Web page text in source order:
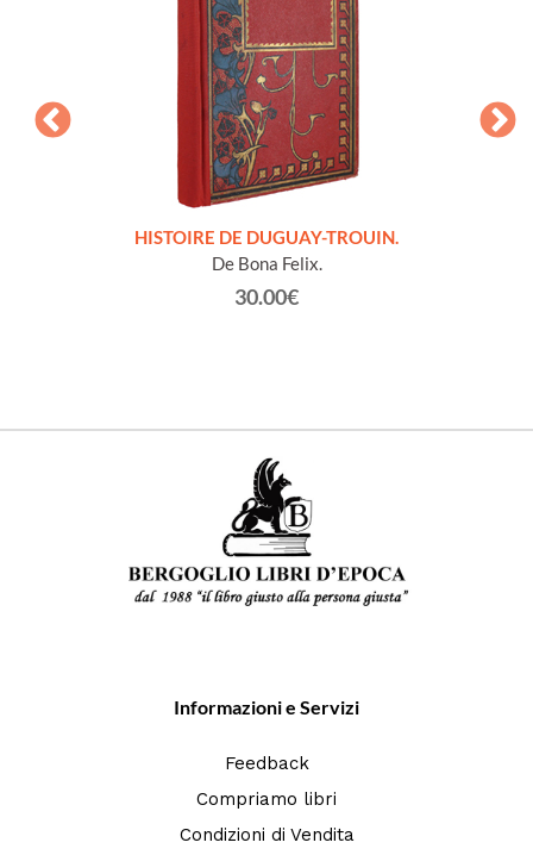
HISTOIRE DE DUGUAY-TROUIN.
De Bona Felix.
30.00€
Informazioni e Servizi
Feedback
Compriamo libri
Condizioni di Vendita